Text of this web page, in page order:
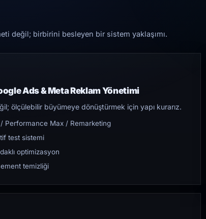
değil; birbirini besleyen bir sistem yaklaşımı.
Ads & Meta Reklam Yönetimi
ölçülebilir büyümeye dönüştürmek için yapı kurarız.
Performance Max / Remarketing
test sistemi
optimizasyon
temizliği